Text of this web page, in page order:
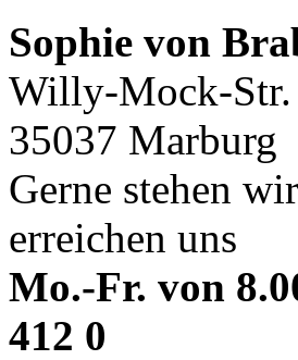
Sophie von
Willy-Mock-Str.
35037 Marburg
Gerne stehen
erreichen uns
Mo.-Fr. von
412 0